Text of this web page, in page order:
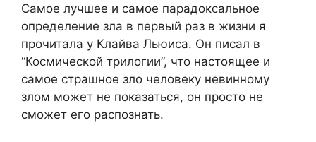
Самое лучшее и самое парадоксальное
определение зла в первый раз в жизни я
прочитала у Клайва Льюиса. Он писал в
“Космической трилогии”, что настоящее и
самое страшное зло человеку невинному
злом может не показаться, он просто не
сможет его распознать.